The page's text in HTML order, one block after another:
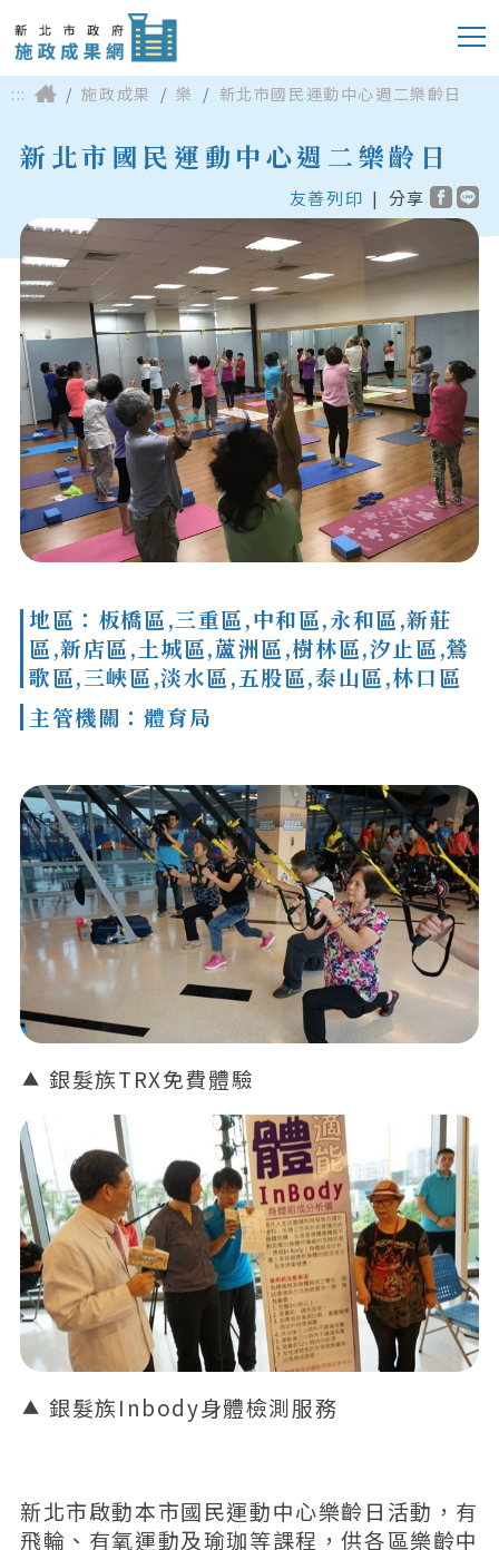
::: 施政成果 樂 新北市國民運動中心週二樂齡日
新北市國民運動中心週二樂齡日
友善列印 | 分享
地區：板橋區,三重區,中和區,永和區,新莊
區,新店區,土城區,蘆洲區,樹林區,汐止區,鶯
歌區,三峽區,淡水區,五股區,泰山區,林口區
主管機關：體育局
銀髮族TRX免費體驗
銀髮族Inbody身體檢測服務
新北市啟動本市國民運動中心樂齡日活動，有
飛輪、有氧運動及瑜珈等課程，供各區樂齡中